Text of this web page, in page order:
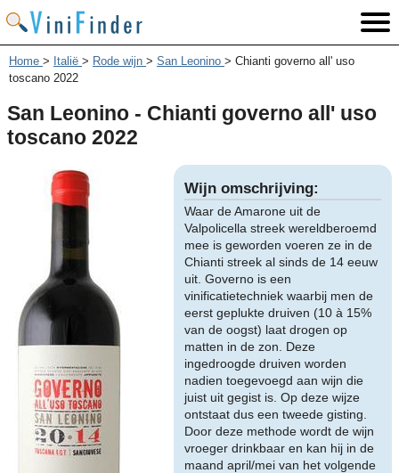
Home > Italië > Rode wijn > San Leonino > Chianti governo all' uso
toscano 2022
San Leonino - Chianti governo all' uso
toscano 2022
Wijn omschrijving:
Waar de Amarone uit de
Valpolicella streek wereldberoemd
mee is geworden voeren ze in de
Chianti streek al sinds de 14 eeuw
uit. Governo is een
vinificatietechniek waarbij men de
eerst geplukte druiven (10 à 15%
van de oogst) laat drogen op
matten in de zon. Deze
ingedroogde druiven worden
nadien toegevoegd aan wijn die
juist uit gegist is. Op deze wijze
ontstaat dus een tweede gisting.
Door deze methode wordt de wijn
vroeger drinkbaar en kan hij in de
maand april/mei van het volgende